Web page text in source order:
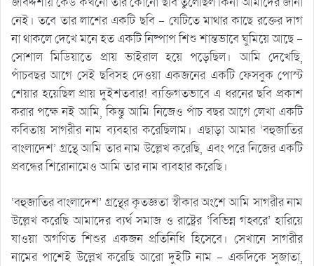
নেই। তবে তার লাশের একটি ছবি – যেটিতে মাথার কাছে রক্তের দাগ
না থাকলে দেখে মনে হত একটি নিষ্পাপ শিশু শান্তভাবে ঘুমিয়ে আছে –
সোশাল মিডিয়াতে প্রায় ভাইরাল হয়ে পড়েছিল। আমি দেখেছি,
পাঁচবছর আগে সেই ছবিসহ দেওয়া একজনের একটি ফেসবুক পোস্ট
শেয়ার হয়েছিল প্রায় দুইশতবার! ব্যক্তিগতভাবে এ ধরনের ছবি প্রকাশ
করার পক্ষে নই আমি, কিন্তু আমি নিজেও পাঁচ বছর আগে লেখা একটি
কবিতায় সাগরীর নাম ব্যবহার করেছিলাম। এছাড়া আমার ‘বহুজাতির
বাংলাদেশ’ গ্রন্থে আমি তার নাম উল্লেখ করেছি, এবং পরে নিজের একটি
প্রবন্ধের শিরোনামেও আমি তার নাম ব্যবহার করেছি।
‘বহুজাতির বাংলাদেশ’ গ্রন্থের কৃতজ্ঞতা স্বীকার অংশে আমি সাগরীর নাম
উল্লেখ করেছি আমাদের ব্যর্থ সমাজ ও রাষ্ট্রের ‘বিভিন্ন গহ্বরে’ হারিয়ে
যাওয়া অগণিত শিশুর একজন প্রতিনিধি হিসেবে। সেখানে সাগরীর
নামের পাশেই উল্লেখ করেছি আরো দুইটি নাম – একদিকে সুজাতা,